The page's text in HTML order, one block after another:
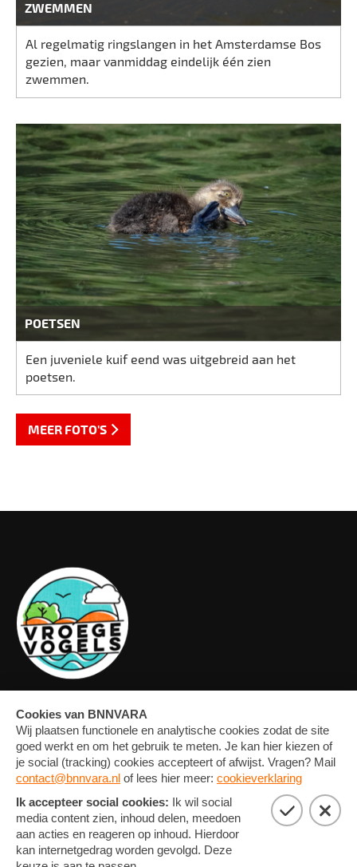
ZWEMMEN
Al regelmatig ringslangen in het Amsterdamse Bos
gezien, maar vanmiddag eindelijk één zien
zwemmen.
POETSEN
Een juveniele kuif eend was uitgebreid aan het
poetsen.
MEER FOTO'S
OVERZICHT
MEDIA
FOTO'S
CONTACT
PRIVACY EN COOKIE